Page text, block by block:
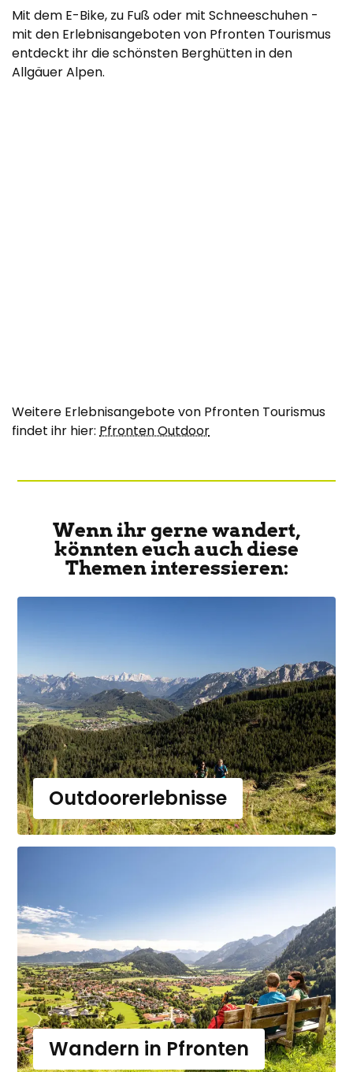
Mit dem E-Bike, zu Fuß oder mit Schneeschuhen -
mit den Erlebnisangeboten von Pfronten Tourismus
entdeckt ihr die schönsten Berghütten in den
Allgäuer Alpen.
Weitere Erlebnisangebote von Pfronten Tourismus
findet ihr hier: Pfronten Outdoor
Wenn ihr gerne wandert,
könnten euch auch diese
Themen interessieren:
Outdoorerlebnisse
Wandern in Pfronten